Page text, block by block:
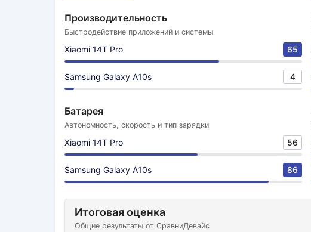
Производительность
Быстродействие приложений и системы
Xiaomi 14T Pro 65
Samsung Galaxy A10s 4
Батарея
Автономность, скорость и тип зарядки
Xiaomi 14T Pro 56
Samsung Galaxy A10s 86
Итоговая оценка
Общие результаты от СравниДевайс